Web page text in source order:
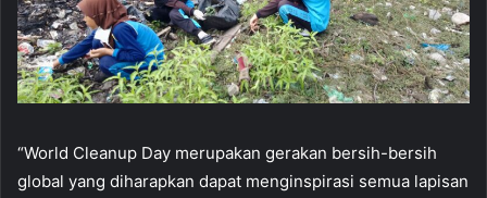
“World Cleanup Day merupakan gerakan bersih-bersih
global yang diharapkan dapat menginspirasi semua lapisan